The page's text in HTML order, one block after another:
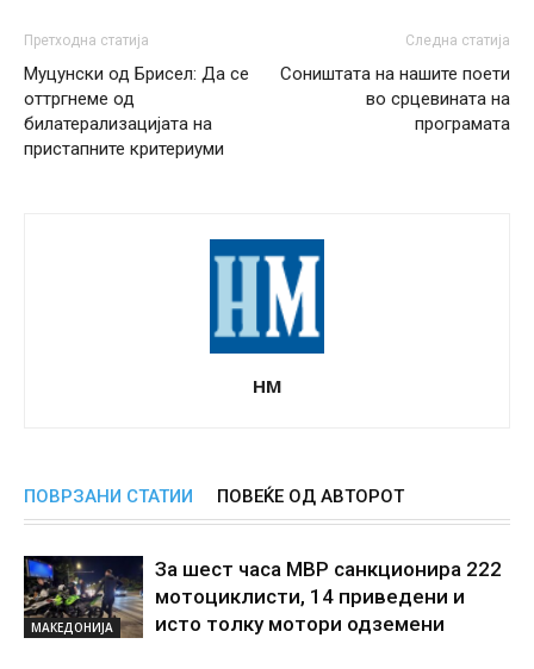
Претходна статија
Муцунски од Брисел: Да се
оттргнеме од
билатерализацијата на
пристапните критериуми
Следна статија
Соништата на нашите поети
во срцевината на
програмата
НМ
ПОВРЗАНИ СТАТИИ ПОВЕЌЕ ОД АВТОРОТ
МАКЕДОНИЈА
За шест часа МВР санкционира 222
мотоциклисти, 14 приведени и
исто толку мотори одземени